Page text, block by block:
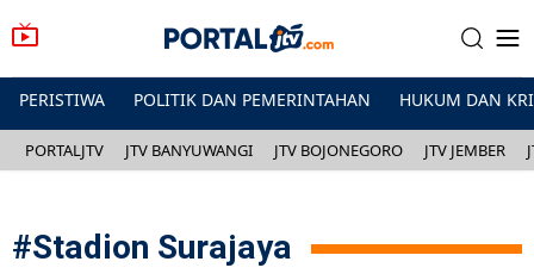
PERISTIWA POLITIK DAN PEMERINTAHAN HUKUM DAN
PORTALJTV JTV BANYUWANGI JTV BOJONEGORO JTV JEMBER
#Stadion Surajaya